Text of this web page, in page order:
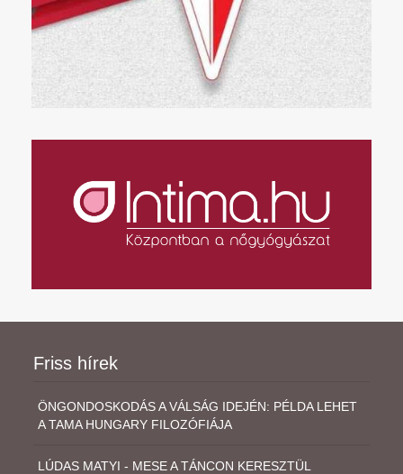
Friss hírek
ÖNGONDOSKODÁS A VÁLSÁG IDEJÉN: PÉLDA LEHET
A TAMA HUNGARY FILOZÓFIÁJA
LÚDAS MATYI - MESE A TÁNCON KERESZTÜL